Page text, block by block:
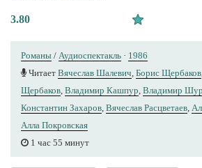
3.80
Романы / Аудиоспектакль · 1986
Читает Вячеслав Шалевич, Борис Щербаков
Щербаков, Владимир Кашпур, Владимир
Константин Захаров, Вячеслав Расцветаев,
Алла Покровская
1 час 55 минут